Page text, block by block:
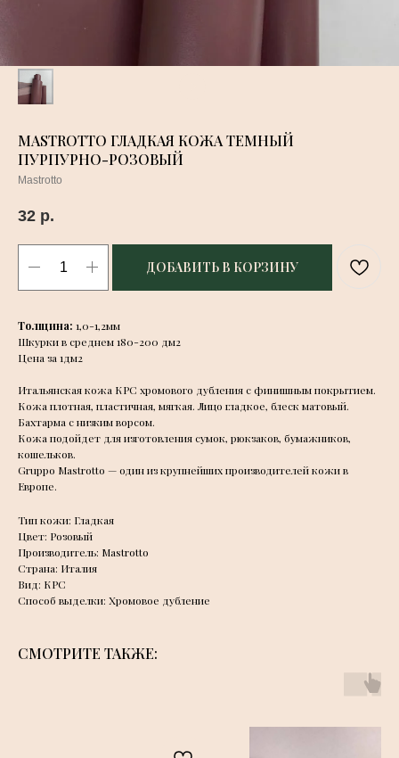
MASTROTTO ГЛАДКАЯ КОЖА ТЕМНЫЙ
ПУРПУРНО-РОЗОВЫЙ
Mastrotto
32 р.
ДОБАВИТЬ В КОРЗИНУ
Толщина: 1,0-1,2мм
Шкурки в среднем 180-200 дм2
Цена за 1дм2
Итальянская кожа КРС хромового дубления с финишным покрытием.
Кожа плотная, пластичная, мягкая. Лицо гладкое, блеск матовый.
Бахтарма с низким ворсом.
Кожа подойдет для изготовления сумок, рюкзаков, бумажников,
кошельков.
Gruppo Mastrotto — один из крупнейших производителей кожи в
Европе.
Тип кожи: Гладкая
Цвет: Розовый
Производитель: Mastrotto
Страна: Италия
Вид: КРС
Способ выделки: Хромовое дубление
СМОТРИТЕ ТАКЖЕ: